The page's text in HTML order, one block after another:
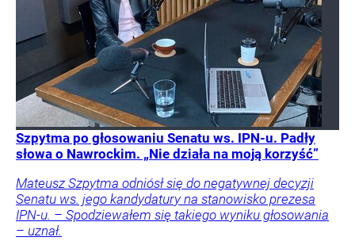
Szpytma po głosowaniu Senatu ws. IPN-u. Padły
słowa o Nawrockim. „Nie działa na moją korzyść”
Mateusz Szpytma odniósł się do negatywnej decyzji
Senatu ws. jego kandydatury na stanowisko prezesa
IPN-u. – Spodziewałem się takiego wyniku głosowania
– uznał.